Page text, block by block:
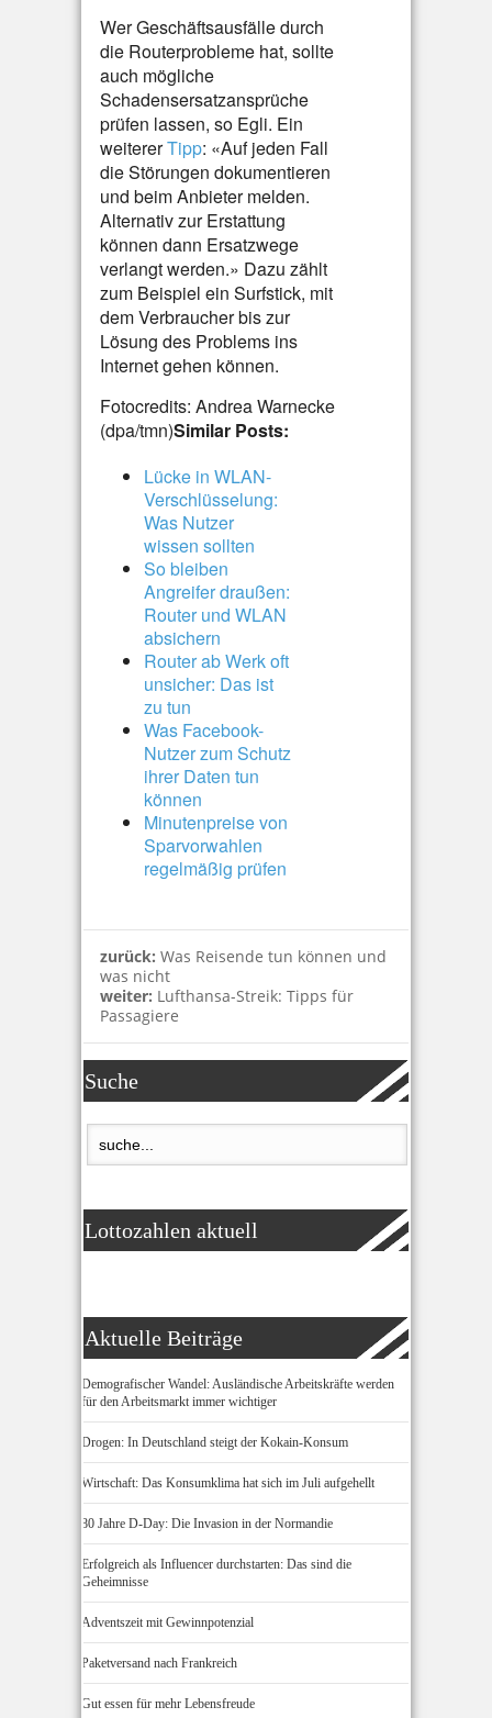
Wer Geschäftsausfälle durch
die Routerprobleme hat, sollte
auch mögliche
Schadensersatzansprüche
prüfen lassen, so Egli. Ein
weitererTipp: «Auf jeden Fall
die Störungen dokumentieren
und beim Anbieter melden.
Alternativ zur Erstattung
können dann Ersatzwege
verlangt werden.» Dazu zählt
zum Beispiel ein Surfstick, mit
dem Verbraucher bis zur
Lösung des Problems ins
Internet gehen können.
Fotocredits: Andrea Warnecke
(dpa/tmn)Similar Posts:
Lücke in WLAN-
Verschlüsselung:
Was Nutzer
wissen sollten
So bleiben
Angreifer draußen:
Router und WLAN
absichern
Router ab Werk oft
unsicher: Das ist
zu tun
Was Facebook-
Nutzer zum Schutz
ihrer Daten tun
können
Minutenpreise von
Sparvorwahlen
regelmäßig prüfen
zurück: Was Reisende tun können und
was nicht
weiter: Lufthansa-Streik: Tipps für
Passagiere
Suche
Lottozahlen aktuell
Aktuelle Beiträge
Demografischer Wandel: Ausländische Arbeitskräfte werden
für den Arbeitsmarkt immer wichtiger
Drogen: In Deutschland steigt der Kokain-Konsum
Wirtschaft: Das Konsumklima hat sich im Juli aufgehellt
80 Jahre D-Day: Die Invasion in der Normandie
Erfolgreich als Influencer durchstarten: Das sind die
Geheimnisse
Adventszeit mit Gewinnpotenzial
Paketversand nach Frankreich
Gut essen für mehr Lebensfreude